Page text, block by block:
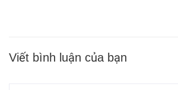
Viết bình luận của bạn